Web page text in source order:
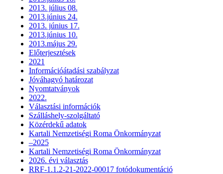
2013. július 08.
2013.június 24.
2013. június 17.
2013.június 10.
2013.május 29.
Előterjesztések
2021
Információátadási szabályzat
Jóváhagyó határozat
Nyomtatványok
2022.
Választási információk
Szálláshely-szolgáltató
Közérdekű adatok
Kartali Nemzetiségi Roma Önkormányzat
–2025
Kartali Nemzetiségi Roma Önkormányzat
2026. évi választás
RRF-1.1.2-21-2022-00017 fotódokumentáció